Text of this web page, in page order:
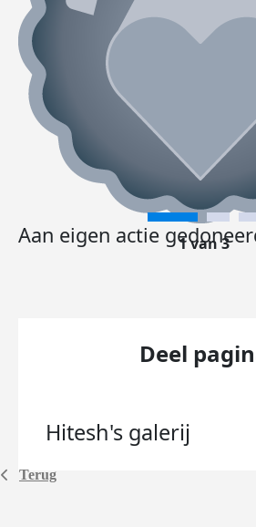
Terug
Aan eigen actie 1 van 3
Deel
Hitesh's galerij